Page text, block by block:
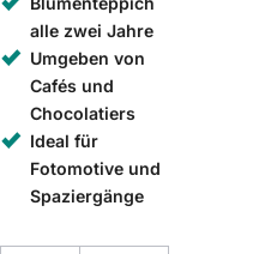
alle zwei Jahre
Umgeben von
Cafés und
Chocolatiers
Ideal für
Fotomotive und
Spaziergänge